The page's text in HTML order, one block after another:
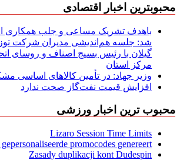
محبوبترین اخبار اقتصادی
باهدف تشریک مساعی و جلب همکاری
شد: جلسه هم‌اندیشی مدیران شركت
گیلان با رئیس بسیج اصناف و روسای
مركز استان
وزیر جهاد: در تأمین کالاهای اساسی
افزایش قیمت نفت‌گاز صحت ندارد
محبوب ترین اخبار ورزشی
Lizaro Session Time Limits
promocodes genereert
Zasady duplikacji kont Dudespin